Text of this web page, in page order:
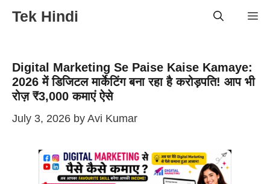
Tek Hindi
Digital Marketing Se Paise Kaise Kamaye:
2026 में डिजिटल मार्केटिंग बना रहा है करोड़पति! आप भी
रोज़ ₹3,000 कमाएं ऐसे
July 3, 2026 by Avi Kumar